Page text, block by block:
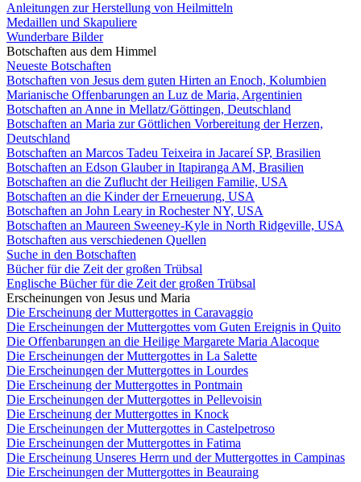
Anleitungen zur Herstellung von Heilmitteln
Medaillen und Skapuliere
Wunderbare Bilder
Botschaften aus dem Himmel
Neueste Botschaften
Botschaften von Jesus dem guten Hirten an Enoch, Kolumbien
Marianische Offenbarungen an Luz de Maria, Argentinien
Botschaften an Anne in Mellatz/Göttingen, Deutschland
Botschaften an Maria zur Göttlichen Vorbereitung der Herzen,
Deutschland
Botschaften an Marcos Tadeu Teixeira in Jacareí SP, Brasilien
Botschaften an Edson Glauber in Itapiranga AM, Brasilien
Botschaften an die Zuflucht der Heiligen Familie, USA
Botschaften an die Kinder der Erneuerung, USA
Botschaften an John Leary in Rochester NY, USA
Botschaften an Maureen Sweeney-Kyle in North Ridgeville, USA
Botschaften aus verschiedenen Quellen
Suche in den Botschaften
Bücher für die Zeit der großen Trübsal
Englische Bücher für die Zeit der großen Trübsal
Erscheinungen von Jesus und Maria
Die Erscheinung der Muttergottes in Caravaggio
Die Erscheinungen der Muttergottes vom Guten Ereignis in Quito
Die Offenbarungen an die Heilige Margarete Maria Alacoque
Die Erscheinungen der Muttergottes in La Salette
Die Erscheinungen der Muttergottes in Lourdes
Die Erscheinung der Muttergottes in Pontmain
Die Erscheinungen der Muttergottes in Pellevoisin
Die Erscheinung der Muttergottes in Knock
Die Erscheinungen der Muttergottes in Castelpetroso
Die Erscheinungen der Muttergottes in Fatima
Die Erscheinung Unseres Herrn und der Muttergottes in Campinas
Die Erscheinungen der Muttergottes in Beauraing